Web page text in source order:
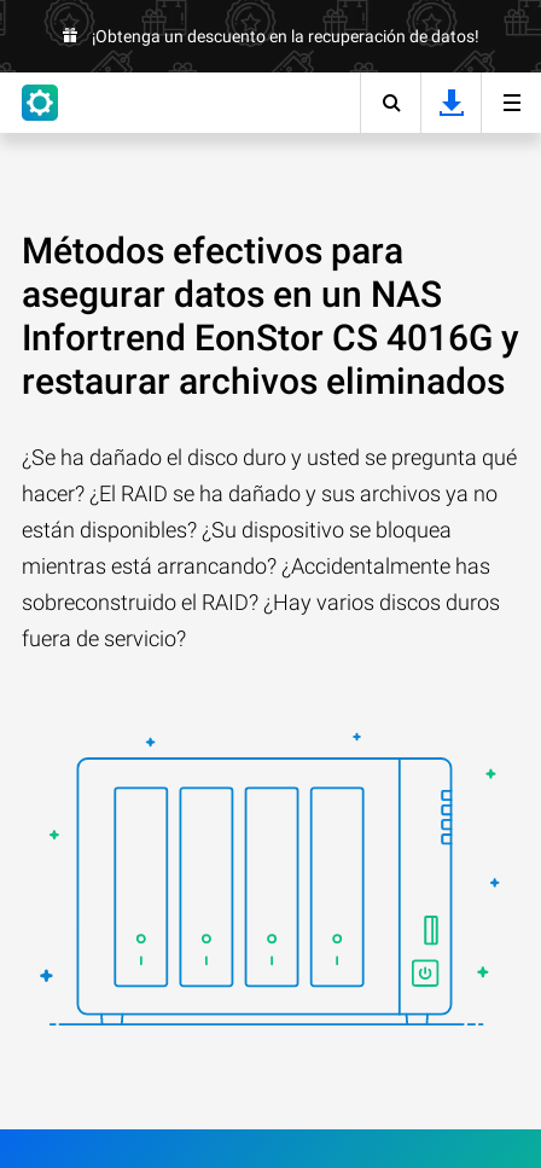
¡Obtenga un descuento en la recuperación de datos!
Métodos efectivos para
asegurar datos en un NAS
Infortrend EonStor CS 4016G y
restaurar archivos eliminados
¿Se ha dañado el disco duro y usted se pregunta qué
hacer? ¿El RAID se ha dañado y sus archivos ya no
están disponibles? ¿Su dispositivo se bloquea
mientras está arrancando? ¿Accidentalmente has
sobreconstruido el RAID? ¿Hay varios discos duros
fuera de servicio?